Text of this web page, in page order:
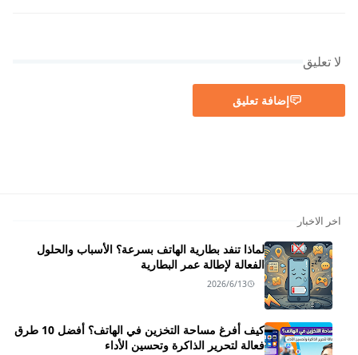
لا تعليق
إضافة تعليق
اخر الاخبار
لماذا تنفد بطارية الهاتف بسرعة؟ الأسباب والحلول
الفعالة لإطالة عمر البطارية
2026/6/13
كيف أفرغ مساحة التخزين في الهاتف؟ أفضل 10 طرق
فعالة لتحرير الذاكرة وتحسين الأداء